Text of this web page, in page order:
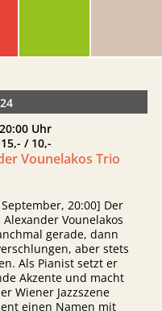
Uhr
/ 10,-
Vounelakos Trio
20:00] Der
Alexander Vounelakos
gerade, dann
aber stets
Als Pianist setzt er
Akzente und macht
Wiener Jazzszene
einen Namen mit